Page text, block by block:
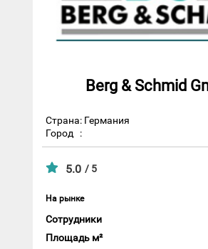
Berg & Schmid
Страна: Германия
Город
:
5.0 / 5
На рынке
Сотрудники
Площадь м²